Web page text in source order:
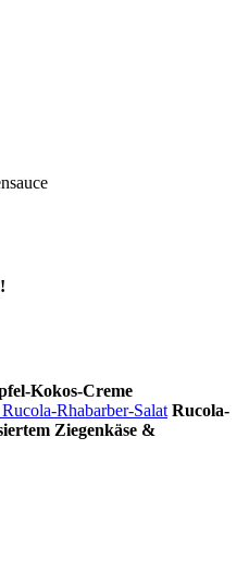
Kokos-Creme
Rucola-
Ziegenkäse &